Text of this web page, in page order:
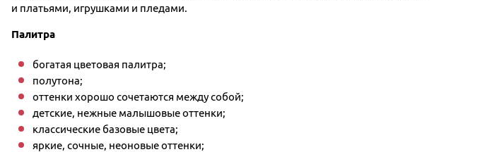
и платьями, игрушками и пледами.
Палитра
богатая цветовая палитра;
полутона;
оттенки хорошо сочетаются между собой;
детские, нежные малышовые оттенки;
классические базовые цвета;
яркие, сочные, неоновые оттенки;